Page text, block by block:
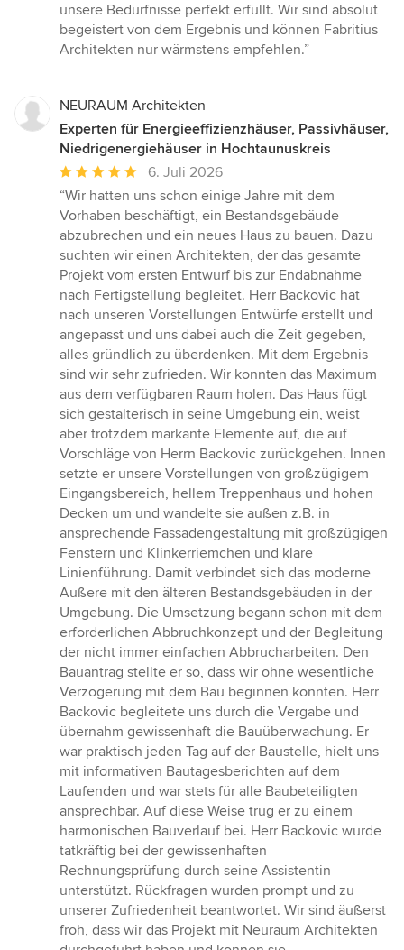
unsere Bedürfnisse perfekt erfüllt. Wir sind absolut
begeistert von dem Ergebnis und können Fabritius
Architekten nur wärmstens empfehlen.”
NEURAUM Architekten
Experten für Energieeffizienzhäuser, Passivhäuser,
Niedrigenergiehäuser in Hochtaunuskreis
Durchschnittliche
Bewertung:
5
von
5
Sternen
6. Juli 2026
“Wir hatten uns schon einige Jahre mit dem
Vorhaben beschäftigt, ein Bestandsgebäude
abzubrechen und ein neues Haus zu bauen. Dazu
suchten wir einen Architekten, der das gesamte
Projekt vom ersten Entwurf bis zur Endabnahme
nach Fertigstellung begleitet. Herr Backovic hat
nach unseren Vorstellungen Entwürfe erstellt und
angepasst und uns dabei auch die Zeit gegeben,
alles gründlich zu überdenken. Mit dem Ergebnis
sind wir sehr zufrieden. Wir konnten das Maximum
aus dem verfügbaren Raum holen. Das Haus fügt
sich gestalterisch in seine Umgebung ein, weist
aber trotzdem markante Elemente auf, die auf
Vorschläge von Herrn Backovic zurückgehen. Innen
setzte er unsere Vorstellungen von großzügigem
Eingangsbereich, hellem Treppenhaus und hohen
Decken um und wandelte sie außen z.B. in
ansprechende Fassadengestaltung mit großzügigen
Fenstern und Klinkerriemchen und klare
Linienführung. Damit verbindet sich das moderne
Äußere mit den älteren Bestandsgebäuden in der
Umgebung. Die Umsetzung begann schon mit dem
erforderlichen Abbruchkonzept und der Begleitung
der nicht immer einfachen Abbrucharbeiten. Den
Bauantrag stellte er so, dass wir ohne wesentliche
Verzögerung mit dem Bau beginnen konnten. Herr
Backovic begleitete uns durch die Vergabe und
übernahm gewissenhaft die Bauüberwachung. Er
war praktisch jeden Tag auf der Baustelle, hielt uns
mit informativen Bautagesberichten auf dem
Laufenden und war stets für alle Baubeteiligten
ansprechbar. Auf diese Weise trug er zu einem
harmonischen Bauverlauf bei. Herr Backovic wurde
tatkräftig bei der gewissenhaften
Rechnungsprüfung durch seine Assistentin
unterstützt. Rückfragen wurden prompt und zu
unserer Zufriedenheit beantwortet. Wir sind äußerst
froh, dass wir das Projekt mit Neuraum Architekten